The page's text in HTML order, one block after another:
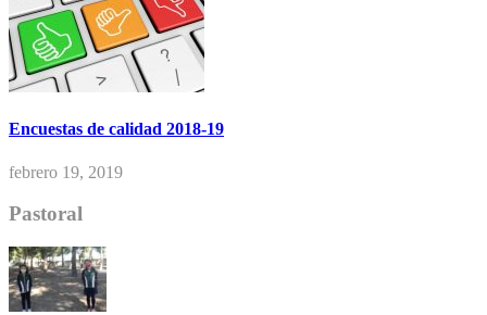
Encuestas de calidad 2018-19
febrero 19, 2019
Pastoral